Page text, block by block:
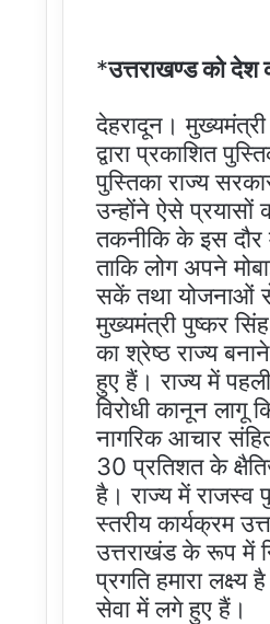
*उत्तराखण्ड को देश
देहरादून।
द्वारा प्रकाशित
पुस्तिका राज्य
उन्होंने ऐसे प्रयासों
तकनीकि के इस
ताकि लोग अपने
सकें तथा योजनाओं से
मुख्यमंत्री पुष्कर
का श्रेष्ठ राज्य
हुए हैं। राज्य में
विरोधी कानून लागू
नागरिक आचार
30 प्रतिशत के
है। राज्य में राजस्व
स्तरीय कार्यक्रम
उत्तराखंड के रूप में
प्रगति हमारा
सेवा में लगे हुए हैं।